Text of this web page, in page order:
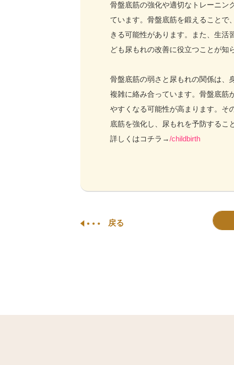
骨盤底筋の強化や適切なトレーニン
ています。骨盤底筋を鍛えることで
きる可能性があります。また、生活
ども尿もれの改善に役立つことが知
骨盤底筋の弱さと尿もれの関係は、
複雑に絡み合っています。骨盤底筋
やすくなる可能性が高まります。そ
底筋を強化し、尿もれを予防するこ
詳しくはコチラ→/childbirth
戻る